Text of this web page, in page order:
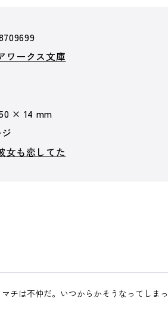
ワークス文庫
× 14 mm
女も恋してた
チは不仲だ。いつからかそうなってし